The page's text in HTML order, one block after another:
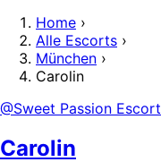
Home ›
Alle Escorts ›
München ›
Carolin
@Sweet Passion Escort
Carolin